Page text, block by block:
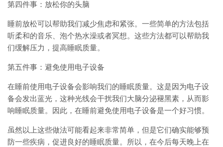
第四件事：放松你的头脑
睡前放松可以帮助我们减少焦虑和紧张。一些简单的方法包括
听柔和的音乐、泡个热水澡或者冥想。这些方法都可以帮助我
们缓解压力，提高睡眠质量。
第五件事：避免使用电子设备
在睡前使用电子设备会影响我们的睡眠质量。这是因为电子设
备会发出蓝光，这种光线会干扰我们大脑分泌褪黑素，从而影
响睡眠质量。因此，在睡前避免使用电子设备是一个好习惯。
虽然以上这些做法可能看起来非常简单，但是它们确实能够预
防一些疾病，促进良好的睡眠质量。所以，在今后每天晚上在